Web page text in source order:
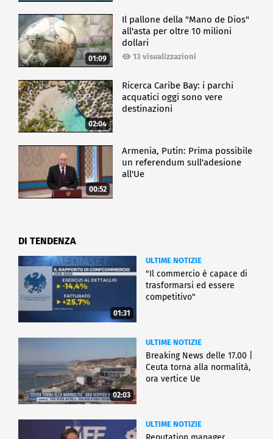
01:09
Il pallone della "Mano de Dios"
all'asta per oltre 10 milioni
dollari
13 visualizzazioni
02:04
Ricerca Caribe Bay: i parchi
acquatici oggi sono vere
destinazioni
00:52
Armenia, Putin: Prima possibile
un referendum sull'adesione
all'Ue
DI TENDENZA
01:31
ULTIME NOTIZIE
"Il commercio è capace di
trasformarsi ed essere
competitivo"
02:03
ULTIME NOTIZIE
Breaking News delle 17.00 |
Ceuta torna alla normalità,
ora vertice Ue
ULTIME NOTIZIE